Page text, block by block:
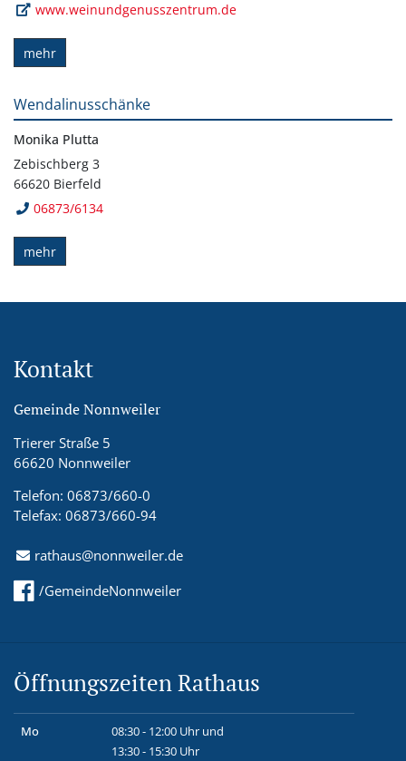
www.weinundgenusszentrum.de
mehr
Wendalinusschänke
Monika Plutta
Zebischberg 3
66620 Bierfeld
06873/6134
mehr
Kontakt
Gemeinde Nonnweiler
Trierer Straße 5
66620 Nonnweiler
Telefon: 06873/660-0
Telefax: 06873/660-94
rathaus@nonnweiler.de
/GemeindeNonnweiler
Öffnungszeiten Rathaus
Mo
08:30 - 12:00 Uhr und
13:30 - 15:30 Uhr